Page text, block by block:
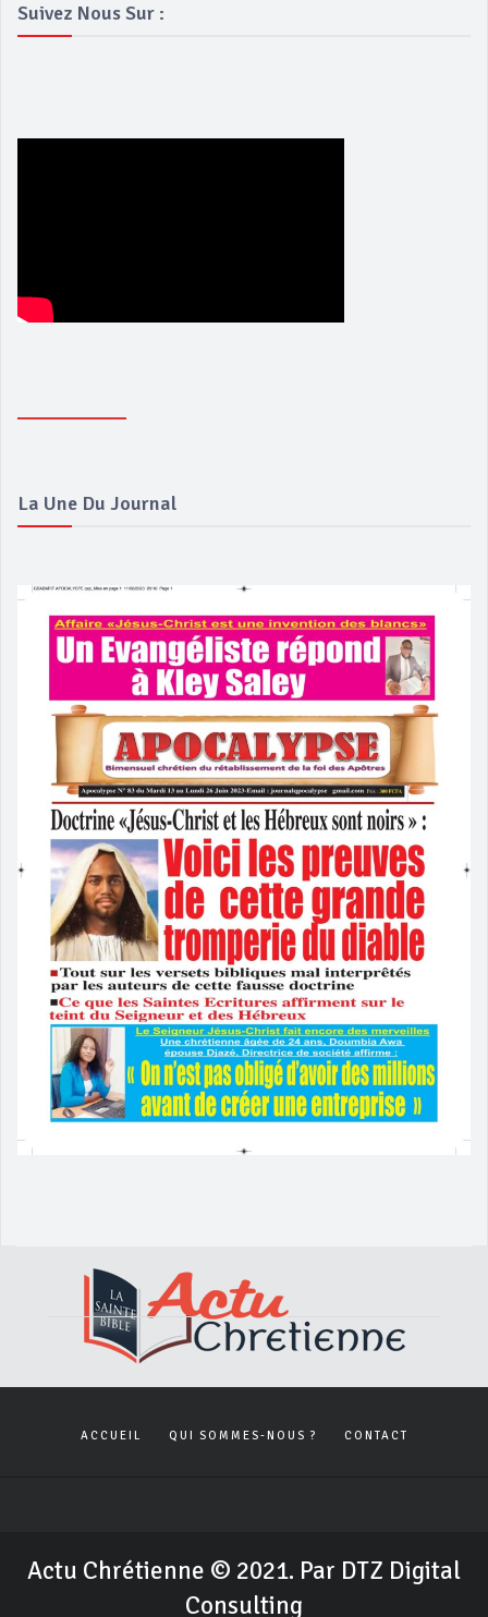
Suivez Nous Sur :
La Une Du Journal
ACCUEIL QUI SOMMES-NOUS ? CONTACT
Actu Chrétienne © 2021. Par DTZ Digital
Consulting